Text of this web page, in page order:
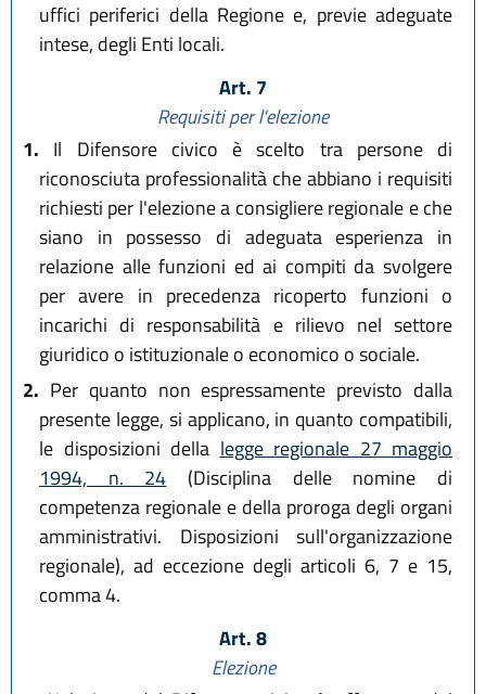
uffici periferici della Regione e, previe adeguate
intese, degli Enti locali.
Art. 7
Requisiti per l'elezione
1. Il Difensore civico è scelto tra persone di
riconosciuta professionalità che abbiano i requisiti
richiesti per l'elezione a consigliere regionale e che
siano in possesso di adeguata esperienza in
relazione alle funzioni ed ai compiti da svolgere
per avere in precedenza ricoperto funzioni o
incarichi di responsabilità e rilievo nel settore
giuridico o istituzionale o economico o sociale.
2. Per quanto non espressamente previsto dalla
presente legge, si applicano, in quanto compatibili,
le disposizioni della legge regionale 27 maggio
1994, n. 24 (Disciplina delle nomine di
competenza regionale e della proroga degli organi
amministrativi. Disposizioni sull'organizzazione
regionale), ad eccezione degli articoli 6, 7 e 15,
comma 4.
Art. 8
Elezione